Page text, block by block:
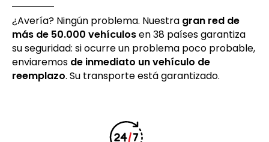
¿Avería? Ningún problema. Nuestra gran red de
más de 50.000 vehículosen 38 países garantiza
su seguridad: si ocurre un problema poco probable,
enviaremos de inmediato un vehículo de
reemplazo. Su transporte está garantizado.